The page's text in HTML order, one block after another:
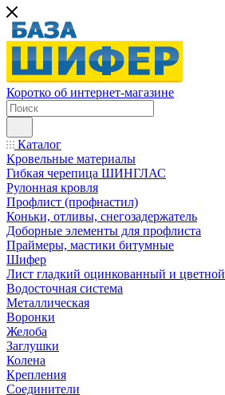
Коротко об интернет-магазине
Каталог
Кровельные материалы
Гибкая черепица ШИНГЛАС
Рулонная кровля
Профлист (профнастил)
Коньки, отливы, снегозадержатель
Доборные элементы для профлиста
Праймеры, мастики битумные
Шифер
Лист гладкий оцинкованный и цветной
Водосточная система
Металлическая
Воронки
Желоба
Заглушки
Колена
Крепления
Соединители